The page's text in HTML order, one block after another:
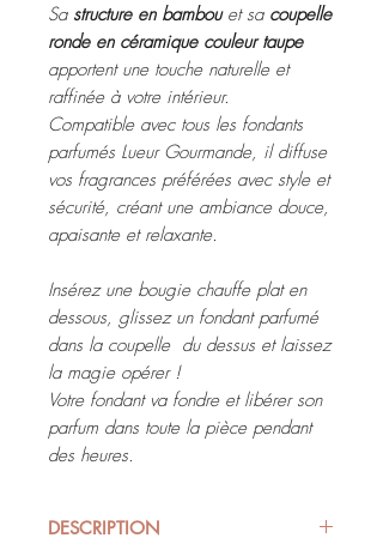
Sa structure en bambouet sa coupelle
ronde en céramique couleur taupe
apportent une touche naturelle et
raffinée à votre intérieur.
Compatible avec tous les fondants
parfumés Lueur Gourmande, il diffuse
vos fragrances préférées avec style et
sécurité, créant une ambiance douce,
apaisante et relaxante.
Insérez une bougie chauffe plat en
dessous, glissez un fondant parfumé
dans la coupelle du dessus et laissez
la magie opérer !
Votre fondant va fondre et libérer son
parfum dans toute la pièce pendant
des heures.
DESCRIPTION